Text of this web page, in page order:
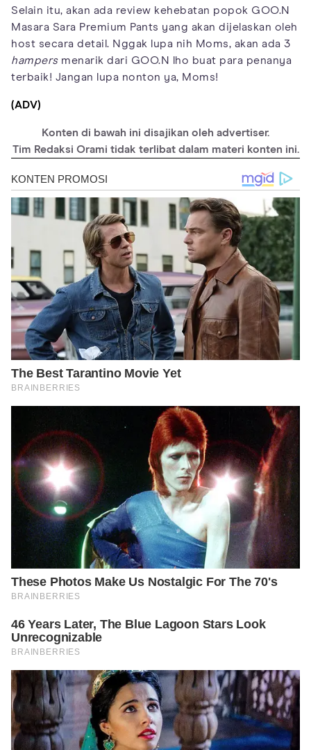
Selain itu, akan ada review kehebatan popok GOO.N
Masara Sara Premium Pants yang akan dijelaskan oleh
host secara detail. Nggak lupa nih Moms, akan ada 3
hampersmenarik dari GOO.N lho buat para penanya
terbaik! Jangan lupa nonton ya, Moms!
(ADV)
Konten di bawah ini disajikan oleh advertiser.
Tim Redaksi Orami tidak terlibat dalam materi konten ini.